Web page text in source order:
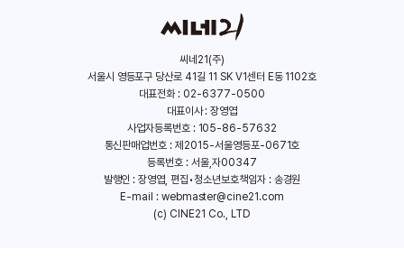
씨네21(주)
서울시 영등포구 당산로 41길 11 SK V1센터 E동 1102호
대표전화 : 02-6377-0500
대표이사 : 장영엽
사업자등록번호 : 105-86-57632
통신판매업번호 : 제2015-서울영등포-0671호
등록번호 : 서울,자00347
발행인 : 장영엽, 편집•청소년보호책임자 : 송경원
E-mail : webmaster@cine21.com
(c) CINE21 Co., LTD